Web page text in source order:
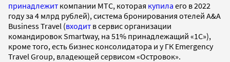
принадлежит компании МТС, которая купила его в 2022
году за 4 млрд рублей), система бронирования отелей A&A
Business Travel (входит в сервис организации
командировок Smartway, на 51% принадлежащий «1С»),
кроме того, есть бизнес консолидатора и у ГК Emergency
Travel Group, владеющей сервисом «Островок».